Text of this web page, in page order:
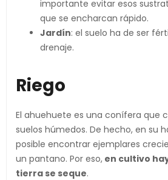
importante evitar esos
que se encharcan rápido.
Jardín: el suelo ha de ser
drenaje.
Riego
El ahuehuete es una conífera que
suelos húmedos. De hecho, en su
posible encontrar ejemplares
un pantano. Por eso, en cultivo
tierra se seque.